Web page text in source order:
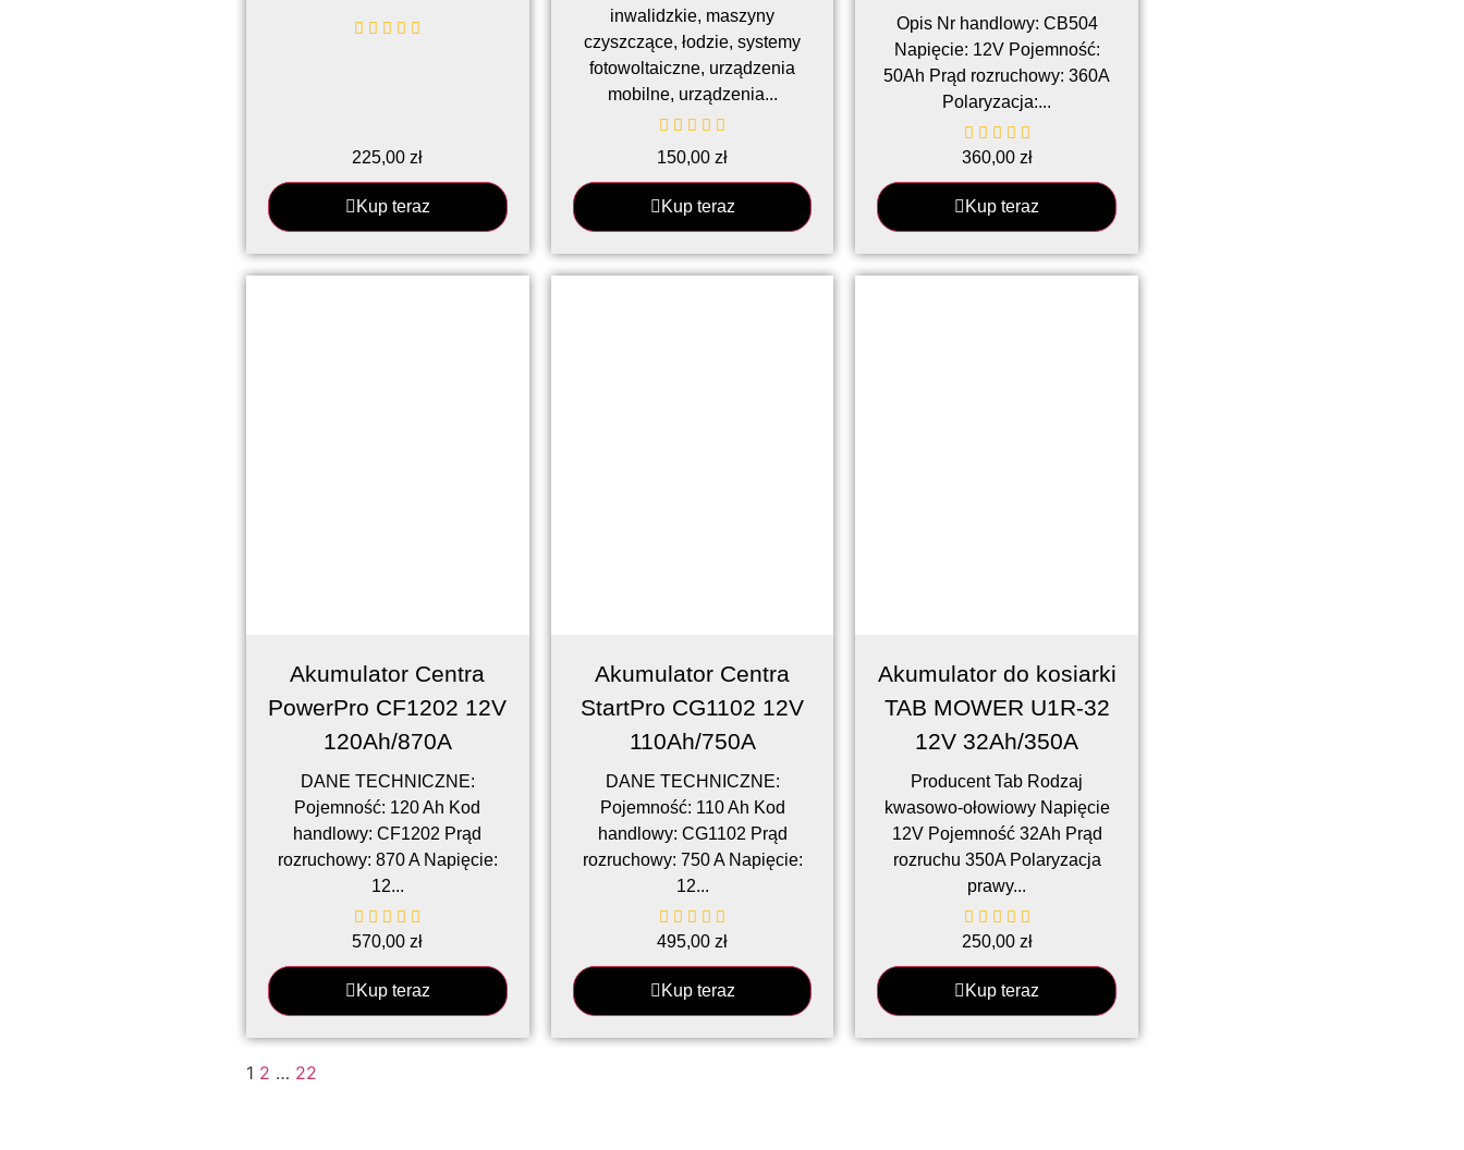
225,00zł
Kup teraz
inwalidzkie, maszyny
czyszczące, łodzie, systemy
fotowoltaiczne, urządzenia
mobilne, urządzenia...
150,00zł
Kup teraz
Opis Nr handlowy: CB504
Napięcie: 12V Pojemność:
50Ah Prąd rozruchowy: 360A
Polaryzacja:...
360,00 zł
Kup teraz
Akumulator Centra
PowerPro CF1202 12V
120Ah/870A
DANE TECHNICZNE:
Pojemność: 120 Ah Kod
handlowy: CF1202 Prąd
rozruchowy: 870 A Napięcie:
12...
570,00zł
Kup teraz
Akumulator Centra
StartPro CG1102 12V
110Ah/750A
DANE TECHNICZNE:
Pojemność: 110 Ah Kod
handlowy: CG1102 Prąd
rozruchowy: 750 A Napięcie:
12...
495,00zł
Kup teraz
Akumulator do kosiarki
TAB MOWER U1R-32
12V 32Ah/350A
Producent Tab Rodzaj
kwasowo-ołowiowy Napięcie
12V Pojemność 32Ah Prąd
rozruchu 350A Polaryzacja
prawy...
250,00 zł
Kup teraz
1 2 … 22